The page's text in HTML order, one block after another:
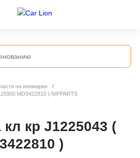
на иномарки
MD3422810 ) NIPPARTS
кр J1225043 (
)